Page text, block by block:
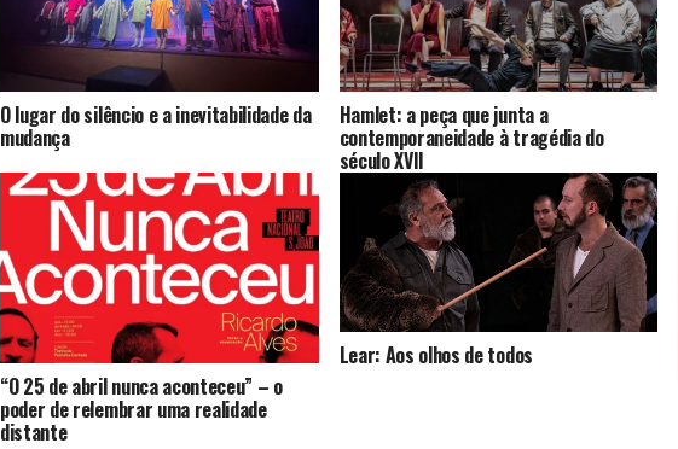
O lugar do silêncio e a inevitabilidade da
mudança
Hamlet: a peça que junta a
contemporaneidade à tragédia do
século XVII
“O 25 de abril nunca aconteceu” – o
poder de relembrar uma realidade
distante
Lear: Aos olhos de todos